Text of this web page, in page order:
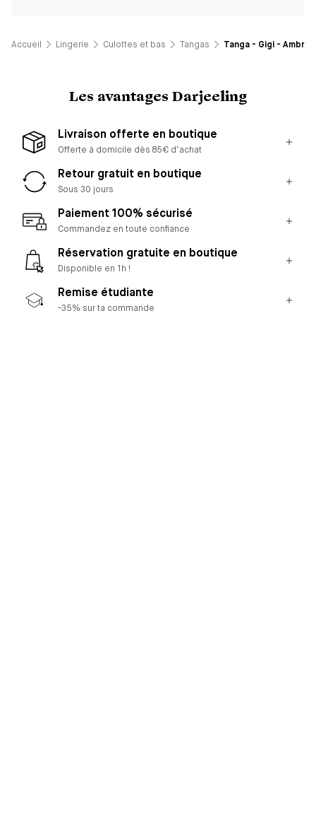
Accueil Lingerie Culottes et bas Tangas Tanga - Gigi - Ambre
Les avantages Darjeeling
Livraison offerte en boutique
Offerte à domicile dès 85€ d’achat
Retour gratuit en boutique
Sous 30 jours
Paiement 100% sécurisé
Commandez en toute confiance
Réservation gratuite en boutique
Disponible en 1h !
Remise étudiante
-35% sur ta commande